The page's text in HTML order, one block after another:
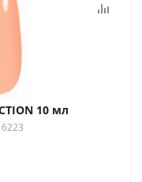
10 мл